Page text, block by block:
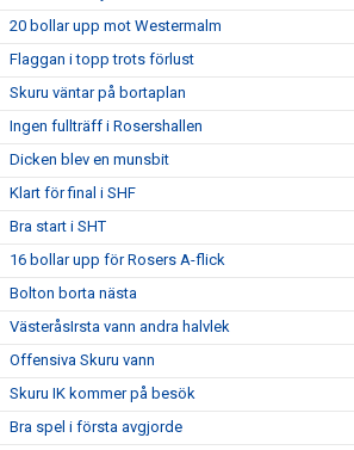
20 bollar upp mot Westermalm
Flaggan i topp trots förlust
Skuru väntar på bortaplan
Ingen fullträff i Rosershallen
Dicken blev en munsbit
Klart för final i SHF
Bra start i SHT
16 bollar upp för Rosers A-flick
Bolton borta nästa
VästeråsIrsta vann andra halvlek
Offensiva Skuru vann
Skuru IK kommer på besök
Bra spel i första avgjorde